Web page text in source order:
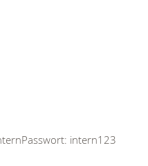
intern123